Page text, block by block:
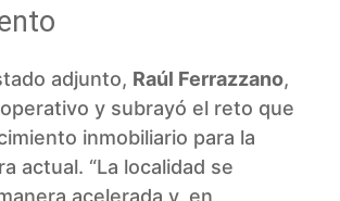
adjunto, Raúl Ferrazzano,
y subrayó el reto que
inmobiliario para la
actual. “La localidad se